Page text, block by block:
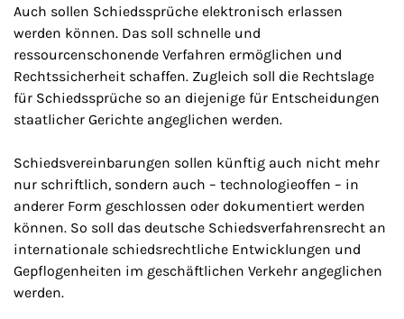
Auch sollen Schiedssprüche elektronisch erlassen
werden können. Das soll schnelle und
ressourcenschonende Verfahren ermöglichen und
Rechtssicherheit schaffen. Zugleich soll die Rechtslage
für Schiedssprüche so an diejenige für Entscheidungen
staatlicher Gerichte angeglichen werden.
Schiedsvereinbarungen sollen künftig auch nicht mehr
nur schriftlich, sondern auch – technologieoffen – in
anderer Form geschlossen oder dokumentiert werden
können. So soll das deutsche Schiedsverfahrensrecht an
internationale schiedsrechtliche Entwicklungen und
Gepflogenheiten im geschäftlichen Verkehr angeglichen
werden.